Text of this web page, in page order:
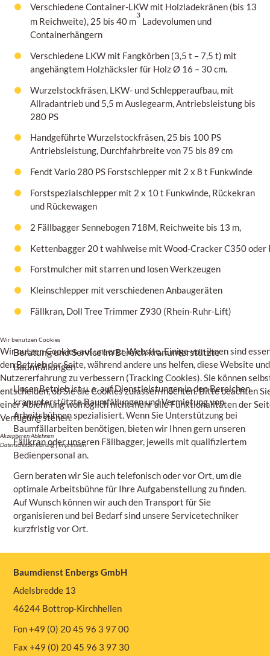
Verschiedene Container-LKW mit Holzladekränen (bis 13
m Reichweite), 25 bis 40 m
3
Ladevolumen und
Containerhängern
Verschiedene LKW mit Fangkörben (3,5 t – 7,5 t) mit
angehängtem Holzhäcksler für HolzØ 16 – 30 cm.
Wurzelstockfräsen, LKW- und Schlepperaufbau, mit
Allradantrieb und 5,5 m Auslegearm, Antriebsleistung bis
280 PS
Handgeführte Wurzelstockfräsen, 25 bis 100 PS
Antriebsleistung, Durchfahrbreite von75 bis 89 cm
Fendt Vario 280 PS Forstschlepper mit 2 x 8 t Funkwinde
Forstspezialschlepper mit 2 x 10 t Funkwinde, Rückekran
und Rückewagen
2 Fällbagger Sennebogen 718M, Reichweite bis 13 m,
Kettenbagger 20 t wahlweise mit Wood-Cracker C350 oder
Forstmulcher mit starren und losen Werkzeugen
Kleinschlepper mit verschiedenen Anbaugeräten
Fällkran, Doll Tree Trimmer Z930(Rhein-Ruhr-Lift)
Beratung und Service im Bereich kranunterstützte
Baumfällungen
Unser Betrieb ist u. a. auf Dienstleistungen in den Bereichen
kranunterstützte Baumfällungen und Vermietung von
Arbeitsbühnen spezialisiert. Wenn Sie Unterstützung bei
Baumfällarbeiten benötigen, bieten wir Ihnen gern unseren
Fällkran oder unseren Fällbagger, jeweils mit qualifiziertem
Bedienpersonal an.
Gern beraten wir Sie auch telefonisch oder vor Ort, um die
optimale Arbeitsbühne für Ihre Aufgabenstellung zu finden.
Auf Wunsch können wir auch den Transport für Sie
organisieren und bei Bedarf sind unsere Servicetechniker
kurzfristig vor Ort.
Baumdienst Enbergs GmbH
Adelsbredde 13
46244 Bottrop-Kirchhellen
Fon +49 (0) 20 45 96 3 97 00
Fax +49 (0) 20 45 96 3 97 30
Wir benutzen Cookies
Wir nutzen Cookies auf unserer Website. Einige von ihnen sind
den Betrieb der Seite, während andere uns helfen, diese Website
Nutzererfahrung zu verbessern (Tracking Cookies). Sie können
entscheiden, ob Sie die Cookies zulassen möchten. Bitte beachten
einer Ablehnung womöglich nicht mehr alle Funktionalitäten der
Verfügung stehen.
AkzeptierenAblehnen
Datenschutzerklärung|Impressum